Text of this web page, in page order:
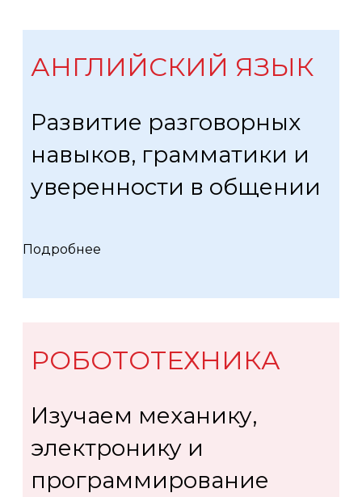
АНГЛИЙСКИЙ ЯЗЫК
Развитие разговорных
навыков, грамматики и
уверенности в общении
Подробнее
РОБОТОТЕХНИКА
Изучаем механику,
электронику и
программирование